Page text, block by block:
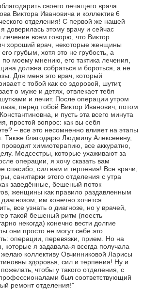
своего лечащего врача
Виктора Ивановича и коллектив 6
отделения! С первой же нашей
я доверилась этому врачу и сейчас
лечение всем говорю, что Виктор
хороший врач, некоторые женщины
грубым, хотя это не грубость, а
моему мнению, его тактика лечения,
должна собраться и бороться, а не
Для меня это врач, который
с тобой как со здоровой, шутит,
о муже и детях, отвлекает тебя
и лечит. После операции утром
перед тобой Виктор Иванович, потом
и пусть эта всего минута
простой вопрос: как вы себя
– все это несомненно влияет на этапы
Также благодарю Людмилу Алексеевну,
проводит химиотерапию, все аккуратно,
Медсестры, которые ухаживают за
операции, я хочу сказать вам
спасибо, сил вам и терпения! Все врачи,
санитарки этого отделения с утра
заведённые, бешеный поток
женщины как правило раздавленным
им конечно хочется
все узнать о диагнозе, но у врачей,
такой бешеный ритм (поесть
некогда) конечно вести долгие
они просто не могут себе это
операции, перевязки, прием. Но на
которые я задавала-я всегда получала
желаю коллективу Овчинниковой Ларисы
здоровья, сил и терпения! Ну и
чтобы у такого отделения, с
был соответствующий
ремонт отделения!"